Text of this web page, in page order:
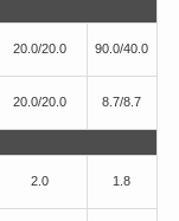
20.0/20.0 90.0/40.0
20.0/20.0 8.7/8.7
2.0 1.8